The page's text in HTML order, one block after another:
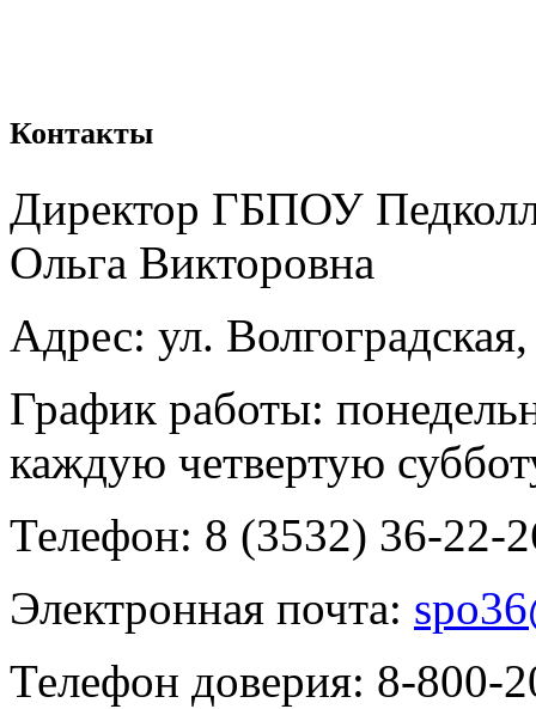
Контакты
Директор ГБПОУ
Ольга Викторовна
Адрес: ул.
График работы:
каждую четвертую
Телефон: 8 (3532) 36-22-
Электронная почта:
Телефон доверия: 8-800-